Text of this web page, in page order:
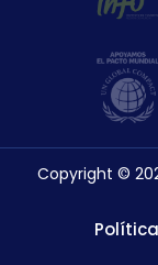
Copyright ©